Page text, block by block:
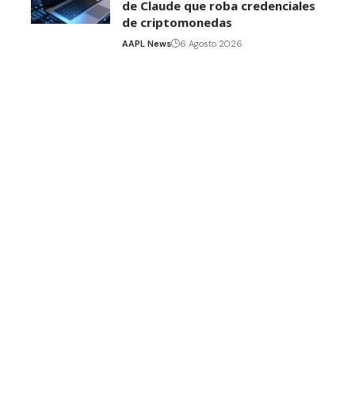
de Claude que roba credenciales
de criptomonedas
AAPL News 6 Agosto 2026